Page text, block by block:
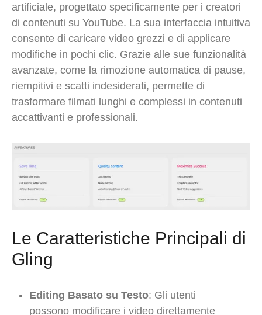
artificiale, progettato specificamente per i creatori
di contenuti su YouTube. La sua interfaccia intuitiva
consente di caricare video grezzi e di applicare
modifiche in pochi clic. Grazie alle sue funzionalità
avanzate, come la rimozione automatica di pause,
riempitivi e scatti indesiderati, permette di
trasformare filmati lunghi e complessi in contenuti
accattivanti e professionali.
Le Caratteristiche Principali di
Gling
Editing Basato su Testo: Gli utenti
possono modificare i video direttamente